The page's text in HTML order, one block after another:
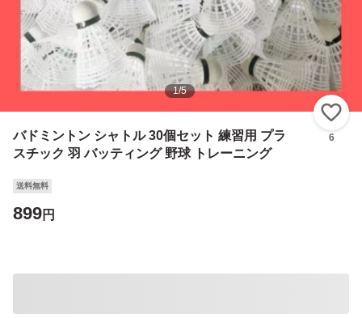
1/5
バドミントン シャトル 30個セット 練習用 プラ
スチック 羽 バッティング 野球 トレーニング
6
送料無料
899円